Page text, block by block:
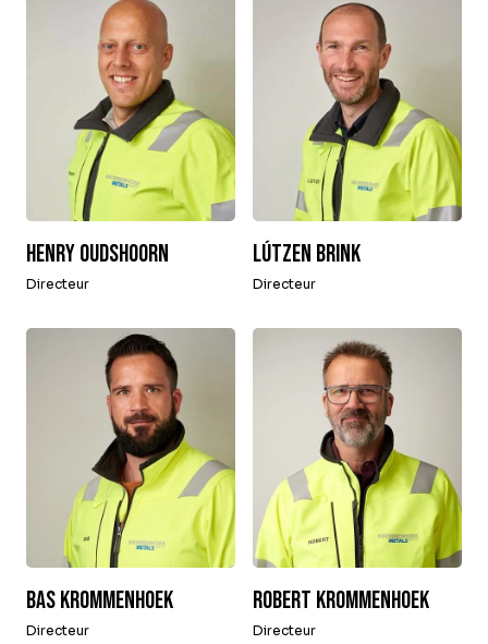
Henry Oudshoorn
Directeur
Lútzen Brink
Directeur
Bas krommenhoek
Directeur
Robert Krommenhoek
Directeur